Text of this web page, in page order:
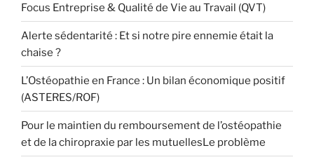
Focus Entreprise & Qualité de Vie au Travail (QVT)
Alerte sédentarité : Et si notre pire ennemie était la
chaise ?
L’Ostéopathie en France : Un bilan économique positif
(ASTERES/ROF)
Pour le maintien du remboursement de l’ostéopathie
et de la chiropraxie par les mutuellesLe problème